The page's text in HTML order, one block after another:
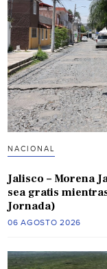
NACIONAL
Jalisco – Morena
sea gratis
Jornada)
06 AGOSTO 2026